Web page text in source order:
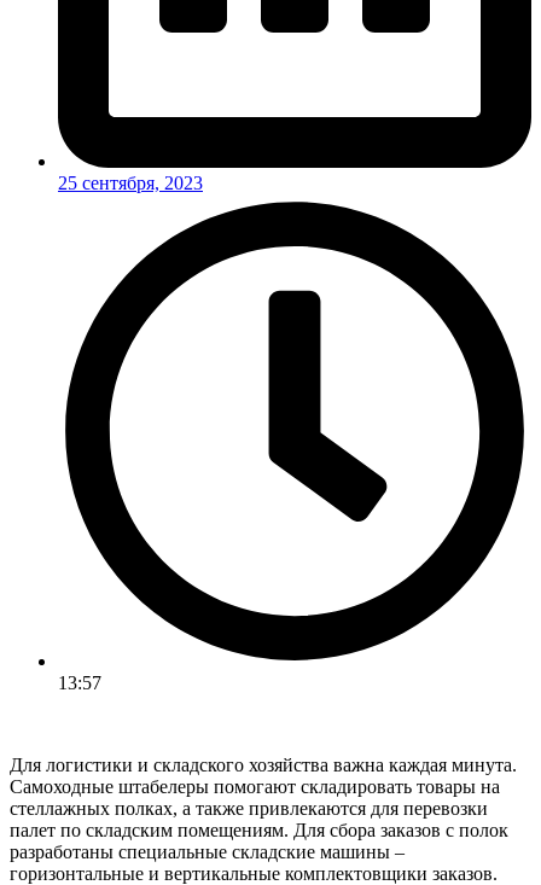
25 сентября, 2023
13:57
Для логистики и складского хозяйства важна каждая минута.
Самоходные штабелеры помогают складировать товары на
стеллажных полках, а также привлекаются для перевозки
палет по складским помещениям. Для сбора заказов с полок
разработаны специальные складские машины –
горизонтальные и вертикальные комплектовщики заказов.